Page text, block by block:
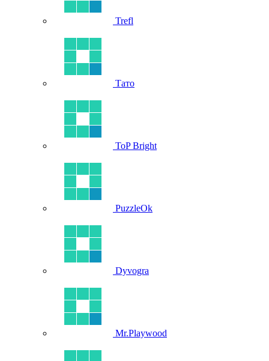
Trefl
Тато
ToP Bright
PuzzleOk
Dyvogra
Mr.Playwood